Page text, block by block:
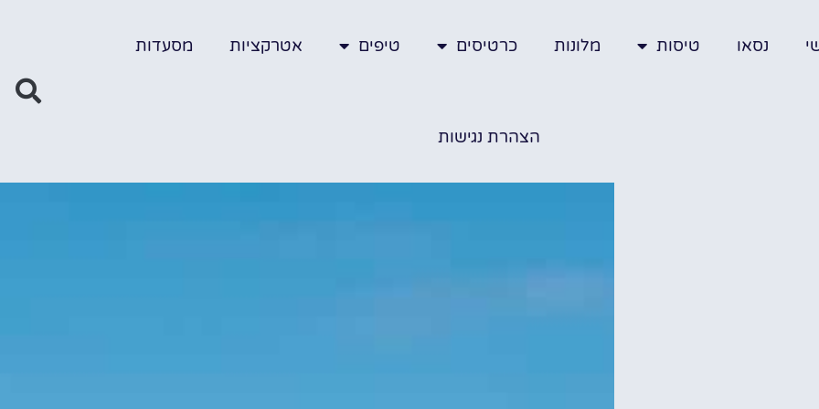
נסאו טיסות מלונות כרטיסים טיפים אטרקציות מסעדות
הצהרת נגישות